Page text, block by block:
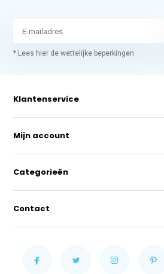
* Lees hier de wettelijke beperkingen
Klantenservice
Mijn account
Categorieën
Contact